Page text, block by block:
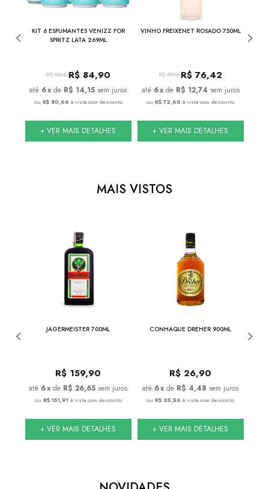
KIT 6 ESPUMANTES VENIZZ FOR
SPRITZ LATA 269ML
R$ 89,40R$ 84,90
6x de R$ 14,15 sem juros
ou R$ 80,66 à vista com desconto
+ VER MAIS DETALHES
VINHO FREIXENET ROSADO 750ML
R$ 89,90R$ 76,42
6x de R$ 12,74 sem juros
ouR$ 72,60 à vista com desconto
+ VER MAIS DETALHES
MAIS VISTOS
JAGERMEISTER 700ML
R$ 159,90
6x de R$ 26,65 sem juros
ou R$ 151,91 à vista com desconto
+ VER MAIS DETALHES
CONHAQUE DREHER 900ML
R$ 26,90
6x de R$ 4,48 sem juros
ouR$ 25,56 à vista com desconto
+ VER MAIS DETALHES